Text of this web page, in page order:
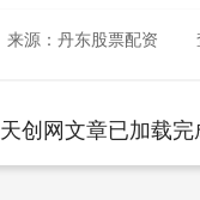
来源：丹东股票配资
天创网文章已加载完